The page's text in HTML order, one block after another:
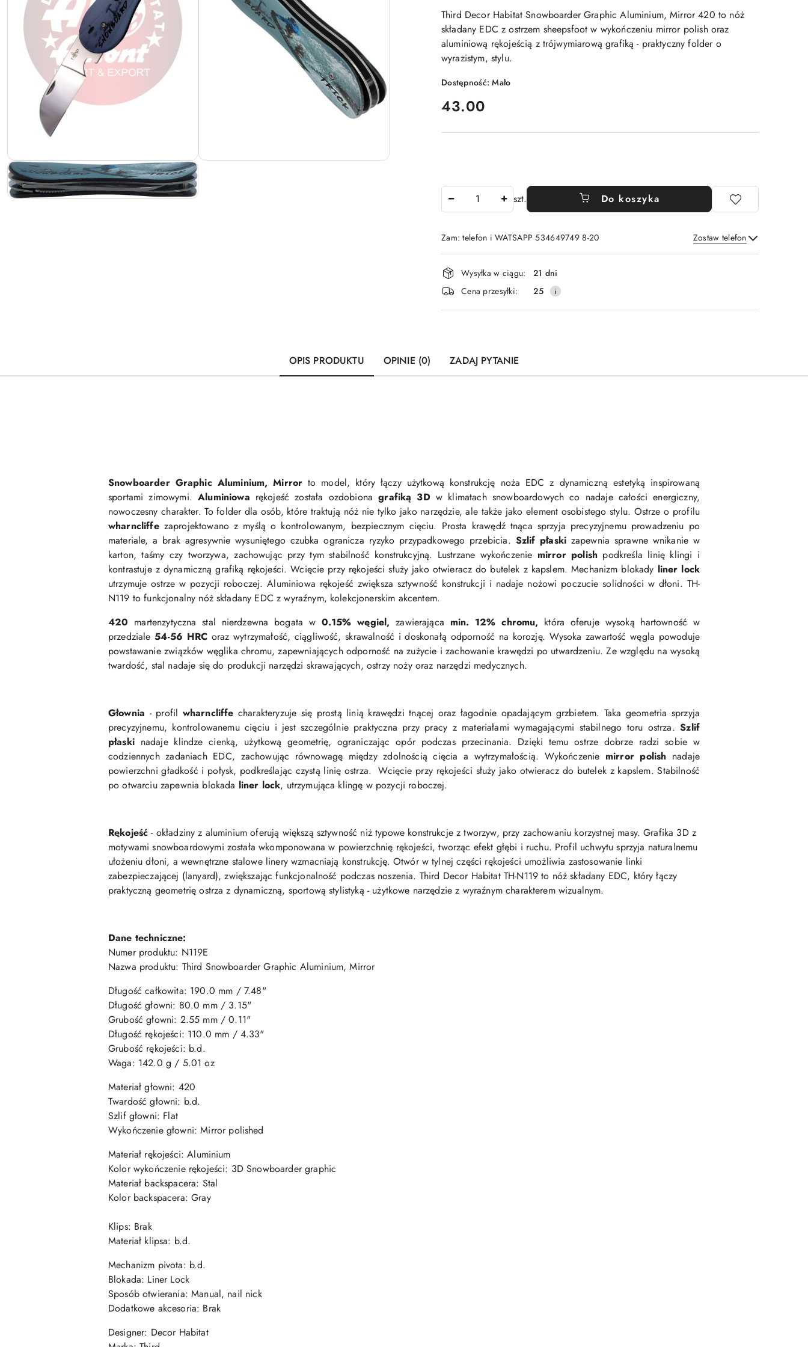
Third Decor Habitat Snowboarder Graphic Aluminium, Mirror 420 to nóż
składany EDC z ostrzem sheepsfoot w wykończeniu mirror polish oraz
aluminiową rękojeścią z trójwymiarową grafiką - praktyczny folder o
wyrazistym, stylu.
Dostępność:Mało
cena:
43.00
szt. Do koszyka
Zam: telefon i WATSAPP 534649749 8-20 Zostaw telefon
Wyślij
Dostępność
i
dostawa
Wysyłka w ciągu:
21 dni
Cena przesyłki:
25
OPIS PRODUKTU OPINIE (0) ZADAJ PYTANIE
Snowboarder Graphic Aluminium, Mirror to model, który łączy użytkową konstrukcję noża EDC z dynamiczną estetyką inspirowaną
sportami zimowymi.Aluminiowa rękojeść została ozdobionagrafiką 3Dw klimatach snowboardowych co nadaje całości energiczny,
nowoczesny charakter. To folder dla osób, które traktują nóż nie tylko jako narzędzie, ale także jako element osobistego stylu. Ostrze o profilu
wharncliffe zaprojektowano z myślą o kontrolowanym, bezpiecznym cięciu. Prosta krawędź tnąca sprzyja precyzyjnemu prowadzeniu po
materiale, a brak agresywnie wysuniętego czubka ogranicza ryzyko przypadkowego przebicia. Szlif płaski zapewnia sprawne wnikanie w
karton, taśmy czy tworzywa, zachowując przy tym stabilność konstrukcyjną. Lustrzane wykończenie mirror polish podkreśla linię klingi i
kontrastuje z dynamiczną grafiką rękojeści. Wcięcie przy rękojeści służy jako otwieracz do butelek z kapslem. Mechanizm blokady liner lock
utrzymuje ostrze w pozycji roboczej. Aluminiowa rękojeść zwiększa sztywność konstrukcji i nadaje nożowi poczucie solidności w dłoni. TH-
N119 to funkcjonalny nóż składany EDC z wyraźnym, kolekcjonerskim akcentem.
420 martenzytyczna stal nierdzewna bogata w 0.15% węgiel, zawierająca min. 12% chromu, która oferuje wysoką hartowność w
przedziale54-56 HRC oraz wytrzymałość, ciągliwość, skrawalność i doskonałą odporność na korozję. Wysoka zawartość węgla powoduje
powstawanie związków węglika chromu, zapewniających odporność na zużycie i zachowanie krawędzi po utwardzeniu. Ze względu na wysoką
twardość, stal nadaje się do produkcji narzędzi skrawających, ostrzy noży oraz narzędzi medycznych.
Głownia - profil wharncliffe charakteryzuje się prostą linią krawędzi tnącej oraz łagodnie opadającym grzbietem. Taka geometria sprzyja
precyzyjnemu, kontrolowanemu cięciu i jest szczególnie praktyczna przy pracy z materiałami wymagającymi stabilnego toru ostrza.Szlif
płaskinadaje klindze cienką, użytkową geometrię, ograniczając opór podczas przecinania. Dzięki temu ostrze dobrze radzi sobie w
codziennych zadaniach EDC, zachowując równowagę między zdolnością cięcia a wytrzymałością. Wykończenie mirror polish nadaje
powierzchni gładkość i połysk, podkreślając czystą linię ostrza.Wcięcie przy rękojeści służy jako otwieracz do butelek z kapslem.Stabilność
po otwarciu zapewnia blokada liner lock, utrzymująca klingę w pozycji roboczej.
Rękojeść - okładziny z aluminium oferują większą sztywność niż typowe konstrukcje z tworzyw, przy zachowaniu korzystnej masy. Grafika 3D z
motywami snowboardowymi została wkomponowana w powierzchnię rękojeści, tworząc efekt głębi i ruchu. Profil uchwytu sprzyja naturalnemu
ułożeniu dłoni, a wewnętrzne stalowe linery wzmacniają konstrukcję. Otwór w tylnej części rękojeści umożliwia zastosowanie linki
zabezpieczającej (lanyard), zwiększając funkcjonalność podczas noszenia. Third Decor Habitat TH-N119 to nóż składany EDC, który łączy
praktyczną geometrię ostrza z dynamiczną, sportową stylistyką - użytkowe narzędzie z wyraźnym charakterem wizualnym.
Dane techniczne:
Numer produktu: N119E
Nazwa produktu: Third Snowboarder Graphic Aluminium, Mirror
Długość całkowita: 190.0 mm /7.48"
Długość głowni: 80.0 mm / 3.15"
Grubość głowni: 2.55 mm / 0.11"
Długość rękojeści: 110.0 mm /4.33"
Grubość rękojeści: b.d.
Waga: 142.0 g / 5.01 oz
Materiał głowni: 420
Twardość głowni: b.d.
Szlif głowni: Flat
Wykończenie głowni: Mirror polished
Materiał rękojeści: Aluminium
Kolor wykończenie rękojeści: 3D Snowboarder graphic
Materiał backspacera: Stal
Kolor backspacera:Gray
Klips: Brak
Materiał klipsa: b.d.
Mechanizm pivota: b.d.
Blokada: Liner Lock
Sposób otwierania: Manual, nail nick
Dodatkowe akcesoria: Brak
Designer: Decor Habitat